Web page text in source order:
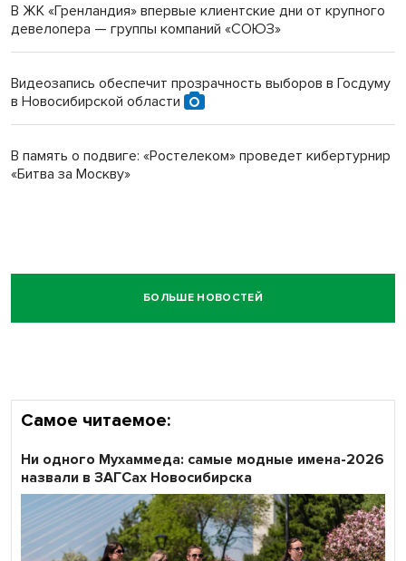
В ЖК «Гренландия» впервые клиентские дни от крупного
девелопера — группы компаний «СОЮЗ»
Видеозапись обеспечит прозрачность выборов в Госдуму
в Новосибирской области
В память о подвиге: «Ростелеком» проведет кибертурнир
«Битва за Москву»
БОЛЬШЕ НОВОСТЕЙ
Самое читаемое:
Ни одного Мухаммеда: самые модные имена-2026
назвали в ЗАГСах Новосибирска